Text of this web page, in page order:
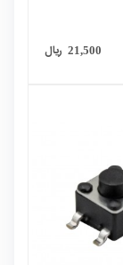
21,500 ریال